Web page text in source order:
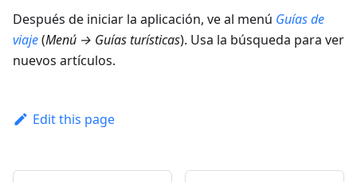
Después de iniciar la aplicación, ve al menú Guías de
viaje(Menú → Guías turísticas). Usa la búsqueda para ver
nuevos artículos.
Edit this page